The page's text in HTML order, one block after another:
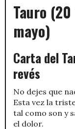
Tauro
mayo)
Carta del
revés
No dejes que
Esta vez la
tal como son y
el dolor.